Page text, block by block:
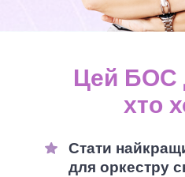
Цей БОС
хто
Стати
для оркестру